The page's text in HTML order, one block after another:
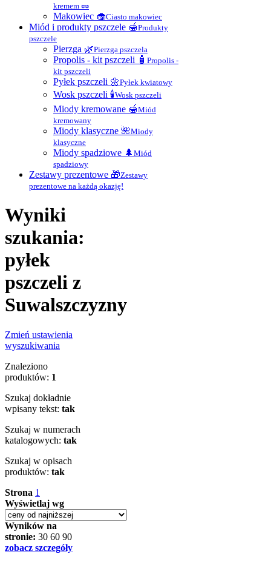
kremem 🥜
Makowiec 🧁Ciasto makowiec
Miód i produkty pszczele 🍯Produkty
pszczele
Pierzga 🌿Pierzga pszczela
Propolis - kit pszczeli 🧴 Propolis -
kit pszczeli
Pyłek pszczeli 🌼Pyłek kwiatowy
Wosk pszczeli 🕯Wosk pszczeli
Miody kremowane 🍯Miód
kremowany
Miody klasyczne 🌺Miody
klasyczne
Miody spadziowe 🌲 Miód
spadziowy
Zestawy prezentowe 🎁Zestawy
prezentowe na każdą okazję!
Wyniki
szukania:
pyłek
pszczeli z
Suwalszczyzny
Zmień ustawienia
wyszukiwania
Znaleziono
produktów: 1
Szukaj dokładnie
wpisany tekst: tak
Szukaj w numerach
katalogowych: tak
Szukaj w opisach
produktów: tak
Strona 1
Wyświetlaj wg
Wyników na
stronie: 30 60 90
zobacz szczegóły